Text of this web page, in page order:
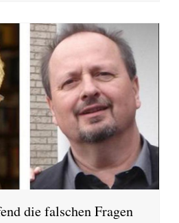
die falschen Fragen